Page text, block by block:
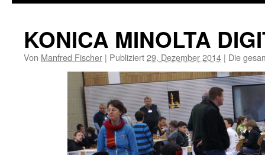
KONICA MINOLTA
Von Manfred Fischer | Publiziert29. Dezember 2014 | Die